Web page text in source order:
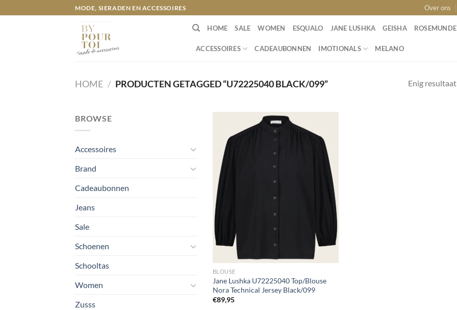
naar
MODE, SIERADEN EN ACCESSOIRES Over ons
HOME SALE WOMEN ESQUALO JANE LUSHKA GEISHA ROSEMUNDE
ACCESSOIRES CADEAUBONNEN IMOTIONALS MELANO
HOME / PRODUCTEN GETAGGED “U72225040 BLACK/099” Enig resultaat
BROWSE
Accessoires
Brand
Cadeaubonnen
Jeans
Sale
Schoenen
Schooltas
Women
Zusss
Toevoegen
BLOUSE
Jane Lushka U72225040 Top/Blouse
Nora Technical Jersey Black/099
€89,95